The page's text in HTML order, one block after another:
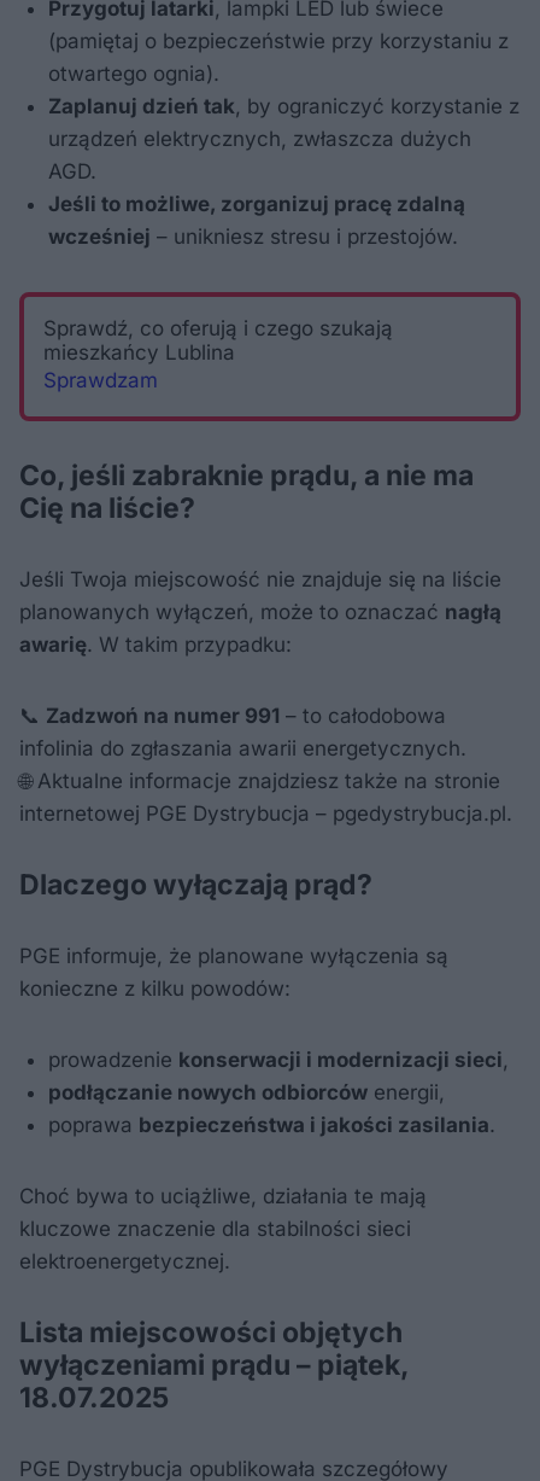
Przygotuj latarki , lampki LED lub świece
(pamiętaj o bezpieczeństwie przy korzystaniu z
otwartego ognia).
Zaplanuj dzień tak , by ograniczyć korzystanie z
urządzeń elektrycznych, zwłaszcza dużych
AGD.
Jeśli to możliwe, zorganizuj pracę zdalną
wcześniej – unikniesz stresu i przestojów.
Sprawdź, co oferują i czego szukają
mieszkańcy Lublina
Sprawdzam
Co, jeśli zabraknie prądu, a nie ma
Cię na liście?
Jeśli Twoja miejscowość nie znajduje się na liście
planowanych wyłączeń, może to oznaczać nagłą
awarię. W takim przypadku:
📞 Zadzwoń na numer 991 – to całodobowa
infolinia do zgłaszania awarii energetycznych.
🌐 Aktualne informacje znajdziesz także na stronie
internetowej PGE Dystrybucja – pgedystrybucja.pl.
Dlaczego wyłączają prąd?
PGE informuje, że planowane wyłączenia są
konieczne z kilku powodów:
prowadzenie konserwacji i modernizacji sieci
podłączanie nowych odbiorców energii,
poprawa bezpieczeństwa i jakości zasilania.
Choć bywa to uciążliwe, działania te mają
kluczowe znaczenie dla stabilności sieci
elektroenergetycznej.
Lista miejscowości objętych
wyłączeniami prądu – piątek,
18.07.2025
PGE Dystrybucja opublikowała szczegółowy